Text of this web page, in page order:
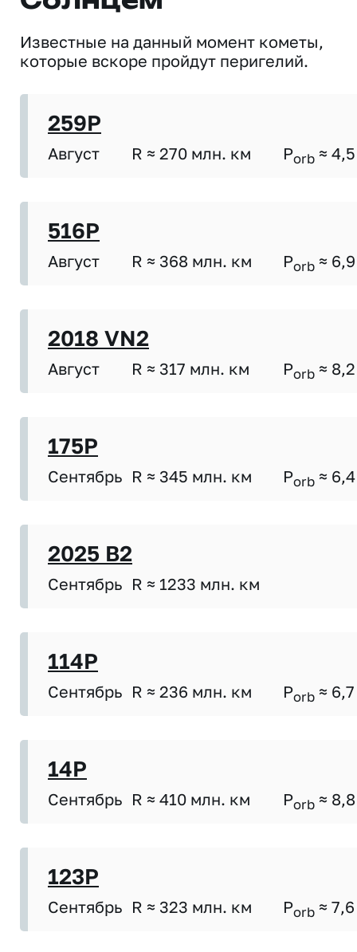
Известные на данный момент кометы,
которые вскоре пройдут перигелий.
259P
Август R ≈ 270 млн. км Porb ≈ 4,5
516P
Август R ≈ 368 млн. км Porb ≈ 6,9
2018 VN2
Август R ≈ 317 млн. км Porb ≈ 8,2
175P
Сентябрь R ≈ 345 млн. км Porb ≈ 6,4
2025 B2
Сентябрь R ≈ 1233 млн. км
114P
Сентябрь R ≈ 236 млн. км Porb ≈ 6,7
14P
Сентябрь R ≈ 410 млн. км Porb ≈ 8,8
123P
Сентябрь R ≈ 323 млн. км Porb ≈ 7,6